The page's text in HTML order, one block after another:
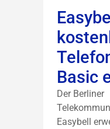
Basic
Der Berliner
Easybell